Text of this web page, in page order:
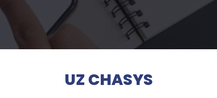
UZ CHASYS